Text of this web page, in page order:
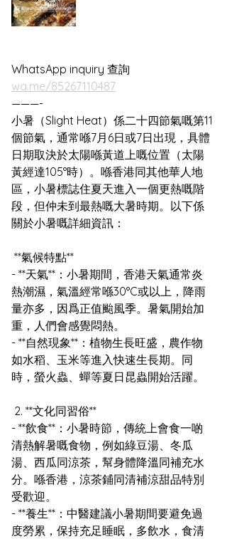
WhatsApp inquiry 查詢
wa.me/85267110487
———-
小暑（Slight Heat）係二十四節氣嘅第11
個節氣，通常喺7月6日或7日出現，具體
日期取決於太陽喺黃道上嘅位置（太陽
黃經達105°時）。喺香港同其他華人地
區，小暑標誌住夏天進入一個更熱嘅階
段，但仲未到最熱嘅大暑時期。以下係
關於小暑嘅詳細資訊：
**氣候特點**
- **天氣**：小暑期間，香港天氣通常炎
熱潮濕，氣溫經常喺30°C或以上，降雨
量亦多，因爲正值颱風季。暑氣開始加
重，人們會感覺悶熱。
- **自然現象**：植物生長旺盛，農作物
如水稻、玉米等進入快速生長期。同
時，螢火蟲、蟬等夏日昆蟲開始活躍。
2. **文化同習俗**
- **飲食**：小暑時節，傳統上會食一啲
清熱解暑嘅食物，例如綠豆湯、冬瓜
湯、西瓜同涼茶，幫身體降溫同補充水
分。喺香港，涼茶鋪同清補涼甜品特別
受歡迎。
- **養生**：中醫建議小暑期間要避免過
度勞累，保持充足睡眠，多飲水，食清